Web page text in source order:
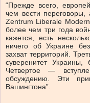
“Прежде всего,
чем вести
Zentrum Liberale
более чем три года
кажется, есть
ничего об Украине
захват территорий.
суверенитет
Четвертое —
обсуждению. Эти
Вашингтона”.